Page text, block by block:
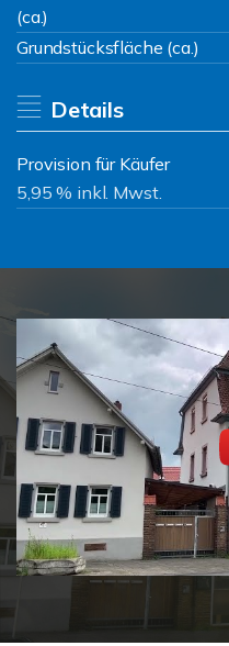
(ca.)
Grundstücksfläche (ca.)
Details
Provision für Käufer
5,95 % inkl. Mwst.